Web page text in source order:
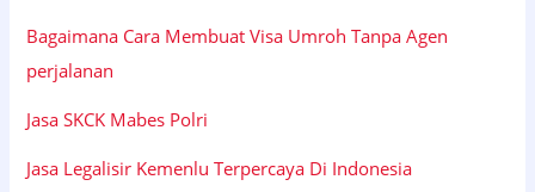
Bagaimana Cara Membuat Visa Umroh Tanpa Agen
perjalanan
Jasa SKCK Mabes Polri
Jasa Legalisir Kemenlu Terpercaya Di Indonesia